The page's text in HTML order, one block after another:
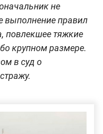
не
выполнение правил
повлекшее тяжкие
крупном размере.
в суд о